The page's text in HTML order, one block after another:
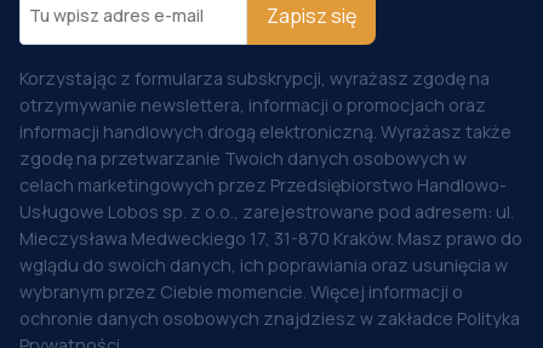
Zapisz się
Korzystając z formularza subskrypcji, wyrażasz zgodę na
otrzymywanie newslettera, informacji o promocjach oraz
informacji handlowych drogą elektroniczną. Wyrażasz także
zgodę na przetwarzanie Twoich danych osobowych w
celach marketingowych przez Przedsiębiorstwo Handlowo-
Usługowe Lobos sp. z o.o., zarejestrowane pod adresem: ul.
Mieczysława Medweckiego 17, 31-870 Kraków. Masz prawo do
wglądu do swoich danych, ich poprawiania oraz usunięcia w
wybranym przez Ciebie momencie. Więcej informacji o
ochronie danych osobowych znajdziesz w zakładce Polityka